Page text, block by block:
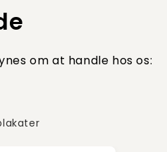
om at handle hos os: